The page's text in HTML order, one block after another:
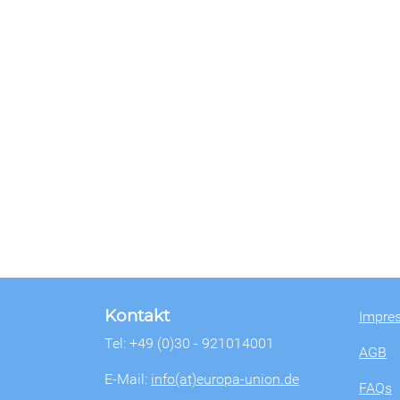
Kontakt
Tel: +49 (0)30 - 921014001
E-Mail: info(at)europa-union.de
AGB
FAQs